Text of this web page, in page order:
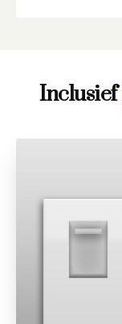
Inclusief